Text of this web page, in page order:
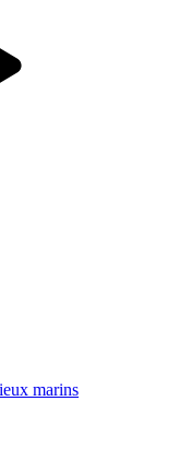
marins